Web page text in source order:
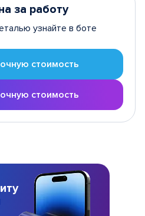
за работу
узнайте в боте
стоимость
стоимость